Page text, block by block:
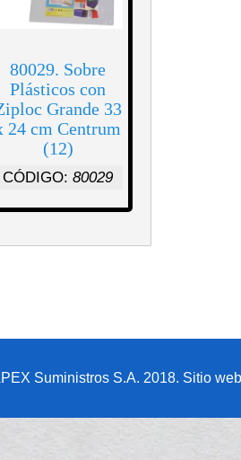
80029. Sobre
Plásticos con
Grande 33
24 cm Centrum
(12)
CÓDIGO: 80029
Suministros S.A. 2018. Sitio